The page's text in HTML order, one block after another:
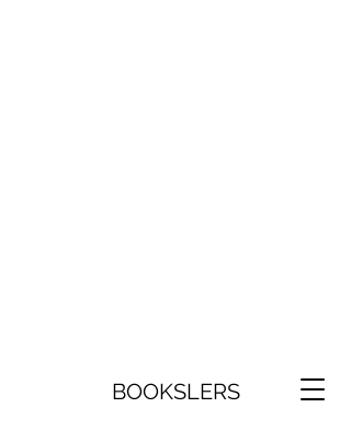
BOOKSLERS